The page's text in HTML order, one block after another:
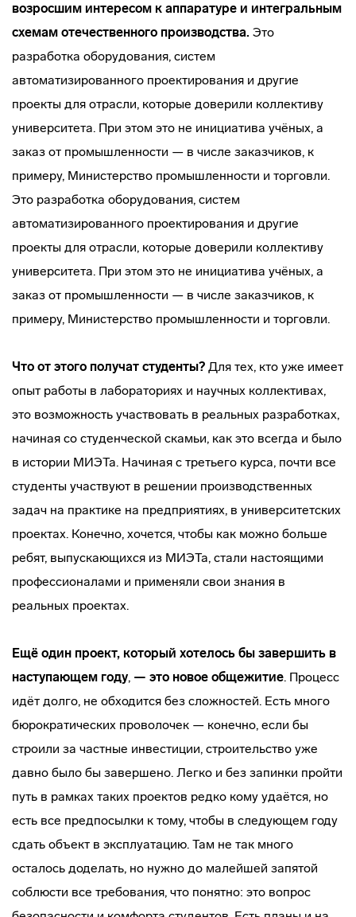
возросшим интересом к аппаратуре и интегральным
схемам отечественного производства. Это
разработка оборудования, систем
автоматизированного проектирования и другие
проекты для отрасли, которые доверили коллективу
университета. При этом это не инициатива учёных, а
заказ от промышленности — в числе заказчиков, к
примеру, Министерство промышленности и торговли.
Это разработка оборудования, систем
автоматизированного проектирования и другие
проекты для отрасли, которые доверили коллективу
университета. При этом это не инициатива учёных, а
заказ от промышленности — в числе заказчиков, к
примеру, Министерство промышленности и торговли.
Что от этого получат студенты? Для тех, кто уже имеет
опыт работы в лабораториях и научных коллективах,
это возможность участвовать в реальных разработках,
начиная со студенческой скамьи, как это всегда и было
в истории МИЭТа. Начиная с третьего курса, почти все
студенты участвуют в решении производственных
задач на практике на предприятиях, в университетских
проектах. Конечно, хочется, чтобы как можно больше
ребят, выпускающихся из МИЭТа, стали настоящими
профессионалами и применяли свои знания в
реальных проектах.
Ещё один проект, который хотелось бы завершить в
наступающем году, — это новое общежитие. Процесс
идёт долго, не обходится без сложностей. Есть много
бюрократических проволочек — конечно, если бы
строили за частные инвестиции, строительство уже
давно было бы завершено. Легко и без запинки пройти
путь в рамках таких проектов редко кому удаётся, но
есть все предпосылки к тому, чтобы в следующем году
сдать объект в эксплуатацию. Там не так много
осталось доделать, но нужно до малейшей запятой
соблюсти все требования, что понятно: это вопрос